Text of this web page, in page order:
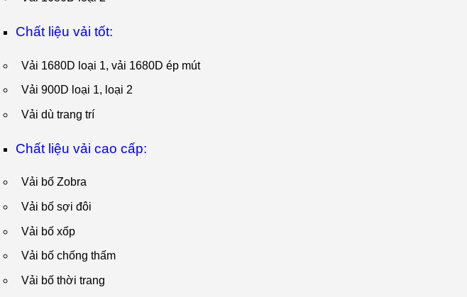
Chất liệu vải tốt:
Vải 1680D loại 1, vải 1680D ép mút
Vải 900D loại 1, loại 2
Vải dù trang trí
Chất liệu vải cao cấp:
Vải bố Zobra
Vải bố sợi đôi
Vải bố xốp
Vải bố chống thấm
Vải bố thời trang